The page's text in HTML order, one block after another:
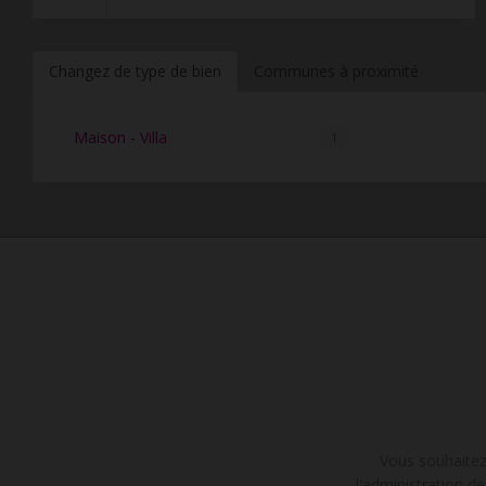
Changez de type de bien
Maison - Villa